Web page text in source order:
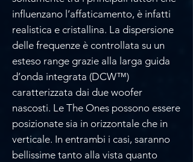
influenzano l’affaticamento, è infatti
realistica e cristallina. La dispersione
delle frequenze è controllata su un
esteso range grazie alla larga guida
d’onda integrata (DCW™)
caratterizzata dai due woofer
nascosti. Le The Ones possono essere
posizionate sia in orizzontale che in
verticale. In entrambi i casi, saranno
bellissime tanto alla vista quanto